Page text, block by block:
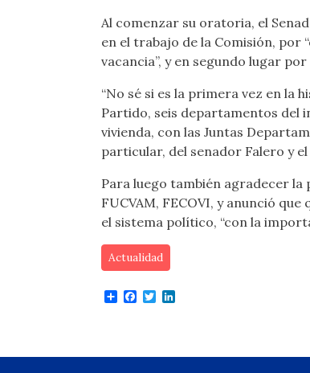
Al comenzar su oratoria, el
en el trabajo de la Comisión, por
vacancia”, y en segundo lugar
“No sé si es la primera vez en la
Partido, seis departamentos del
vivienda, con las Juntas
particular, del senador Falero y
Para luego también agradecer la
FUCVAM, FECOVI, y anunció
el sistema político, “con la
Actualidad
ShareFacebook
Twitter